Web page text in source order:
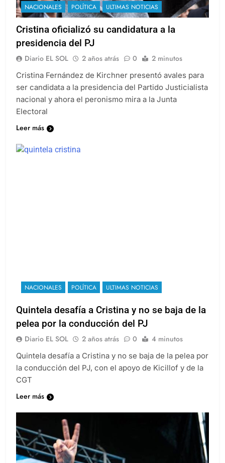
NACIONALES POLÍTICA ULTIMAS NOTICIAS
Cristina oficializó su candidatura a la
presidencia del PJ
Diario EL SOL 2 años atrás 0 2 minutos
Cristina Fernández de Kirchner presentó avales para
ser candidata a la presidencia del Partido Justicialista
nacional y ahora el peronismo mira a la Junta
Electoral
Leer más
NACIONALES POLÍTICA ULTIMAS NOTICIAS
Quintela desafía a Cristina y no se baja de la
pelea por la conducción del PJ
Diario EL SOL 2 años atrás 0 4 minutos
Quintela desafía a Cristina y no se baja de la pelea por
la conducción del PJ, con el apoyo de Kicillof y de la
CGT
Leer más